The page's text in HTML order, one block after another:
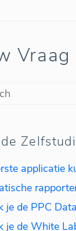
Vraag
applicatie
je de PPC
je de White